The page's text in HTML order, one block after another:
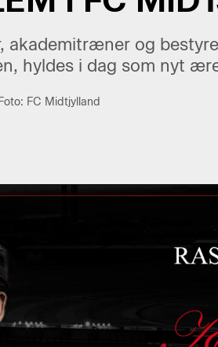
akademitræner og
hyldes i dag som nyt
Foto: FC Midtjylland